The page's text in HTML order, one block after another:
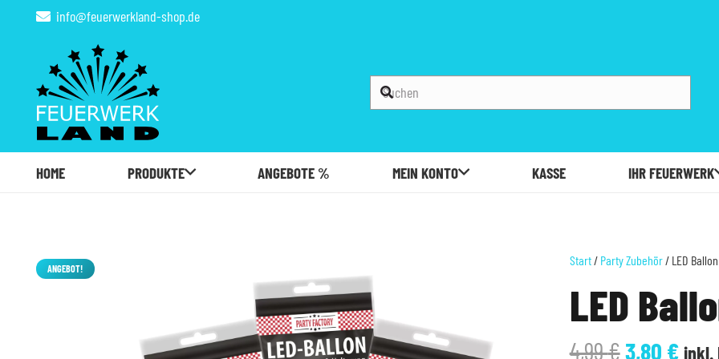
info@feuerwerkland-shop.de
HOME PRODUKTE ANGEBOTE % MEIN KONTO KASSE IHR FEUERWERK
ANGEBOT!
Start/ Party Zubehör/ LED
LED
4,99€3,80 € inkl.